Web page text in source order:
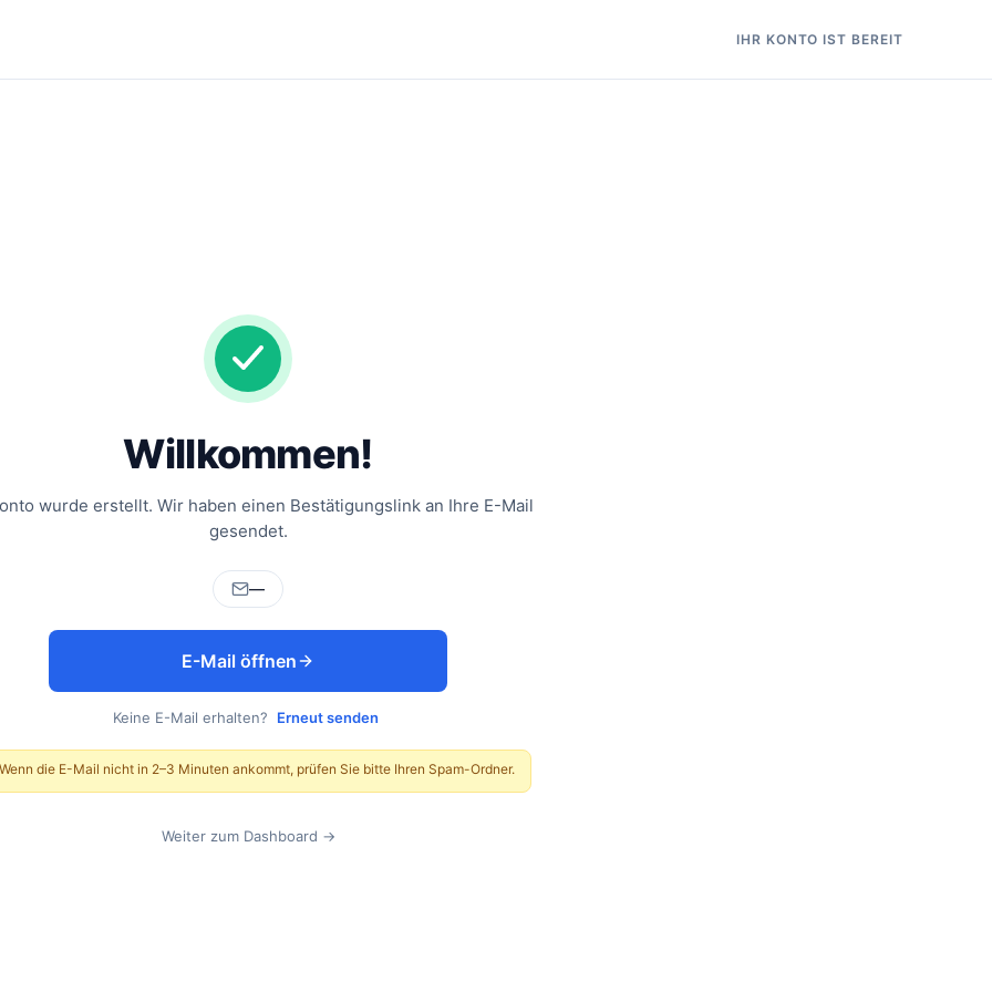
IHR KONTO IST BEREIT
Willkommen!
wurde erstellt. Wir haben einen Bestätigungslink an Ihre E-Mail
gesendet.
—
E-Mail öffnen
Keine E-Mail erhalten? Erneut senden
Wenn die E-Mail nicht in 2–3 Minuten ankommt, prüfen Sie bitte Ihren Spam-Ordner.
Weiter zum Dashboard →